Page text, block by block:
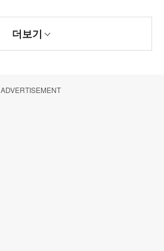
더보기
ADVERTISEMENT